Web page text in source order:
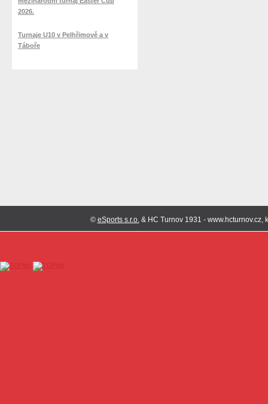
2026.
Turnaje U10 v Pelhřimově a v
Táboře
© eSports s.r.o.& HC Turnov 1931 -